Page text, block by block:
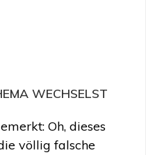
WECHSELST
Oh, dieses
völlig falsche